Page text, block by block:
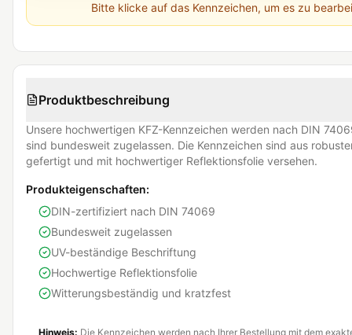
Bitte klicke auf das Kennzeichen, um es zu
Produktbeschreibung
Unsere hochwertigen KFZ-Kennzeichen werden nach DIN
sind bundesweit zugelassen. Die Kennzeichen sind aus
gefertigt und mit hochwertiger Reflektionsfolie versehen.
Produkteigenschaften:
DIN-zertifiziert nach DIN 74069
Bundesweit zugelassen
UV-beständige Beschriftung
Hochwertige Reflektionsfolie
Witterungsbeständig und kratzfest
Hinweis: Die Kennzeichen werden nach Ihrer Bestellung mit dem